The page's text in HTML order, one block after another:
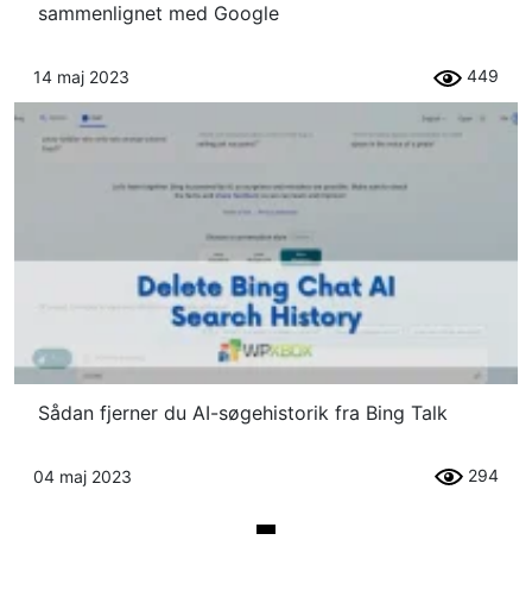
sammenlignet med Google
14 maj 2023 449
Sådan fjerner du AI-søgehistorik fra Bing Talk
04 maj 2023 294